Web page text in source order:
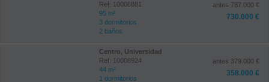
Ref: 10008881
95 m²
3 dormitorios
2 baños
antes 787.000 €
730.000 €
Centro, Universidad
Ref: 10008924
44 m²
1 dormitorios
antes 379.000 €
358.000 €